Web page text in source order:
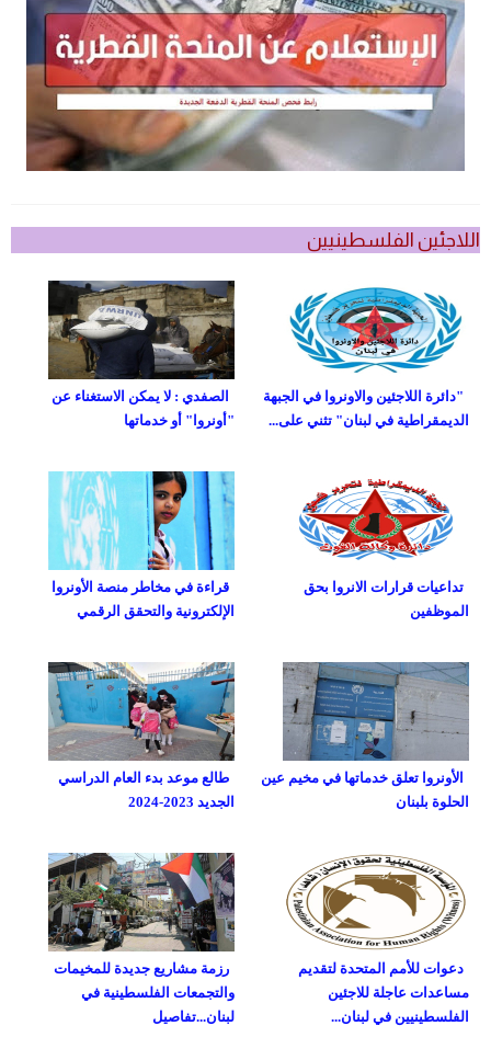
اللاجئين الفلسطينيين
الصفدي : لا يمكن الاستغناء عن
"أونروا" أو خدماتها
"دائرة اللاجئين والاونروا في الجبهة
الديمقراطية في لبنان" تثني على...
قراءة في مخاطر منصة الأونروا
الإلكترونية والتحقق الرقمي
تداعيات قرارات الانروا بحق
الموظفين
طالع موعد بدء العام الدراسي
الجديد 2023-2024
الأونروا تعلق خدماتها في مخيم عين
الحلوة بلبنان
رزمة مشاريع جديدة للمخيمات
والتجمعات الفلسطينية في
لبنان...تفاصيل
دعوات للأمم المتحدة لتقديم
مساعدات عاجلة للاجئين
الفلسطينيين في لبنان...